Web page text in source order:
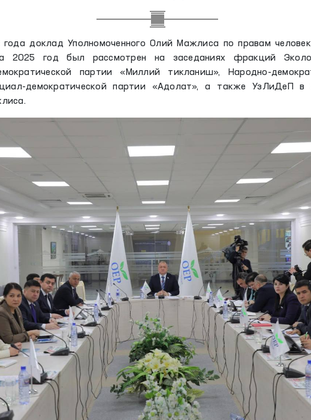
доклад Уполномоченного Олий Мажлиса по правам
2025 год был рассмотрен на заседаниях фракций
партии «Миллий тикланиш», Народно-
демократической партии «Адолат», а также УзЛиДеП в